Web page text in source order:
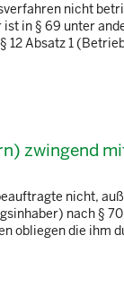
nicht
in § 69 unter
Absatz 1
zwingend
nicht,
nach § 70
obliegen die ihm